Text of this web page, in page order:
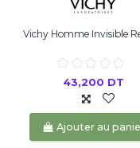
Vichy Homme Invisible
43,200 DT
Ajouter au